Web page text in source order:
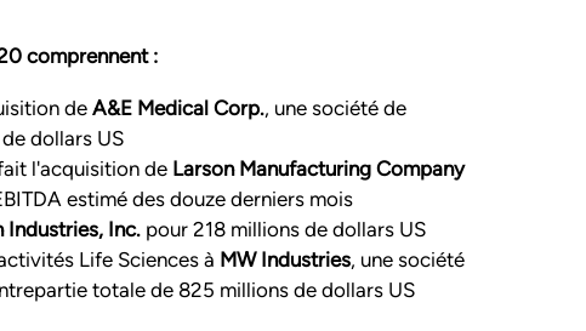
comprennent :
deA&E Medical Corp., une société de
dollars US
l'acquisition de Larson Manufacturing Company
estimé des douze derniers mois
Industries, Inc. pour 218 millions de dollars US
Life Sciences à MW Industries, une société
totale de 825 millions de dollars US